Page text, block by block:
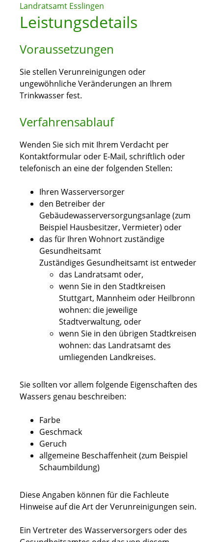
Landratsamt Esslingen
Leistungsdetails
Voraussetzungen
Sie stellen Verunreinigungen oder
ungewöhnliche Veränderungen an Ihrem
Trinkwasser fest.
Verfahrensablauf
Wenden Sie sich mit Ihrem Verdacht per
Kontaktformular oder E-Mail, schriftlich oder
telefonisch an eine der folgenden Stellen:
Ihren Wasserversorger
den Betreiber der
Gebäudewasserversorgungsanlage (zum
Beispiel Hausbesitzer, Vermieter) oder
das für Ihren Wohnort zuständige
Gesundheitsamt
Zuständiges Gesundheitsamt ist entweder
das Landratsamt oder,
wenn Sie in den Stadtkreisen
Stuttgart, Mannheim oder Heilbronn
wohnen: die jeweilige
Stadtverwaltung, oder
wenn Sie in den übrigen Stadtkreisen
wohnen: das Landratsamt des
umliegenden Landkreises.
Sie sollten vor allem folgende Eigenschaften des
Wassers genau beschreiben:
Farbe
Geschmack
Geruch
allgemeine Beschaffenheit(zum Beispiel
Schaumbildung)
Diese Angaben können für die Fachleute
Hinweise auf die Art der Verunreinigungen sein.
Ein Vertreter des Wasserversorgers oder des